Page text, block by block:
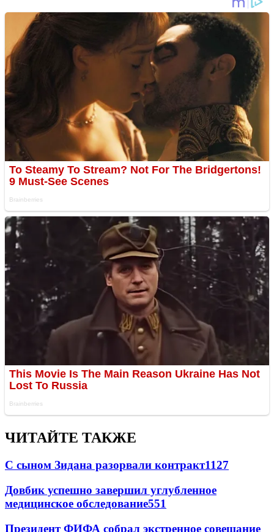
ЧИТАЙТЕ ТАКЖЕ
С сыном Зидана разорвали контракт1127
Довбик успешно завершил углубленное
медицинское обследование551
Президент ФИФА собрал экстренное совещание